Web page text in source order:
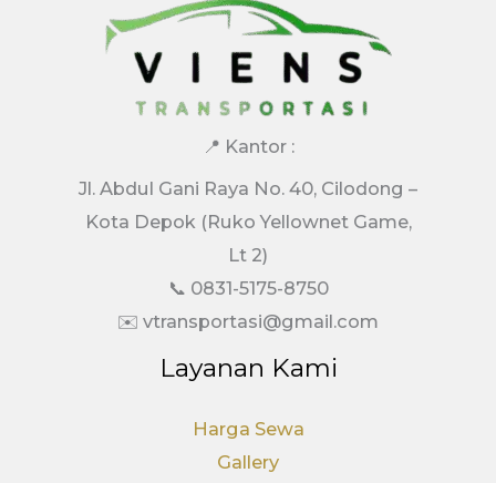
📍 Kantor :
Jl. Abdul Gani Raya No. 40, Cilodong –
Kota Depok (Ruko Yellownet Game,
Lt 2)
📞 0831-5175-8750
✉️ vtransportasi@gmail.com
Layanan Kami
Harga Sewa
Gallery